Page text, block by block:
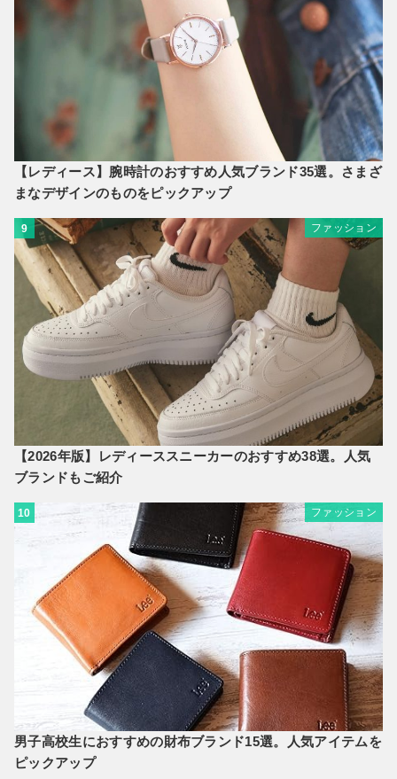
【レディース】腕時計のおすすめ人気ブランド35選。さまざ
まなデザインのものをピックアップ
9 ファッション
【2026年版】レディーススニーカーのおすすめ38選。人気
ブランドもご紹介
10 ファッション
男子高校生におすすめの財布ブランド15選。人気アイテムを
ピックアップ